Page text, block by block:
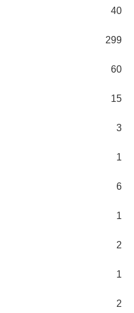
40
299
60
15
3
1
6
1
2
1
2